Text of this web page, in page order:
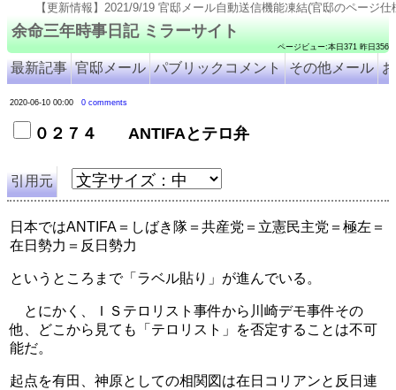
余命三年時事日記 ミラーサイト
ページビュー:本日371 昨日356
最新記事 官邸メール パブリックコメント その他メール
2020-06-10 00:00 0 comments
０２７４ ANTIFAとテロ弁
引用元
日本ではANTIFA＝しばき隊＝共産党＝立憲民主党＝極左＝
在日勢力＝反日勢力
というところまで「ラベル貼り」が進んでいる。
とにかく、ＩＳテロリスト事件から川崎デモ事件その
他、どこから見ても「テロリスト」を否定することは不可
能だ。
起点を有田、神原としての相関図は在日コリアンと反日連
【更新情報】2021/9/19 官邸メール自動送信機能凍結(官邸のページ仕